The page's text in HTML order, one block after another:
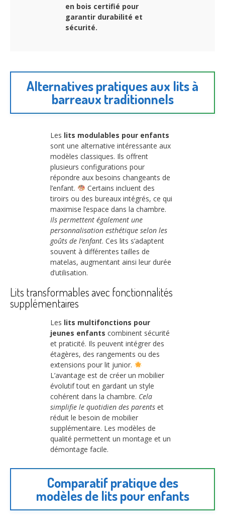
en bois certifié pour
garantir durabilité et
sécurité.
Alternatives pratiques aux lits à
barreaux traditionnels
Les lits modulables pour enfants
sont une alternative intéressante aux
modèles classiques. Ils offrent
plusieurs configurations pour
répondre aux besoins changeants de
l’enfant.
Certains incluent des
tiroirs ou des bureaux intégrés, ce qui
maximise l’espace dans la chambre.
Ils permettent également une
personnalisation esthétique selon les
goûts de l’enfant. Ces lits s’adaptent
souvent à différentes tailles de
matelas, augmentant ainsi leur durée
d’utilisation.
Lits transformables avec fonctionnalités
supplémentaires
Les lits multifonctions pour
jeunes enfants combinent sécurité
et praticité. Ils peuvent intégrer des
étagères, des rangements ou des
extensions pour lit junior.
L’avantage est de créer un mobilier
évolutif tout en gardant un style
cohérent dans la chambre. Cela
simplifie le quotidien des parents et
réduit le besoin de mobilier
supplémentaire. Les modèles de
qualité permettent un montage et un
démontage facile.
Comparatif pratique des
modèles de lits pour enfants